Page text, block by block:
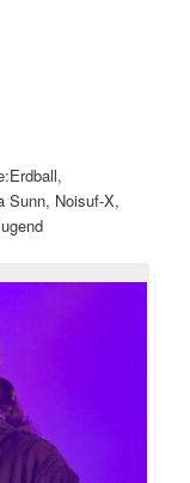
Sunn, Noisuf-X,